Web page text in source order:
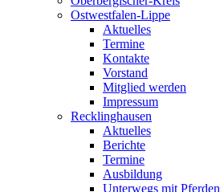
Ostwestfalen-Lippe
Aktuelles
Termine
Kontakte
Vorstand
Mitglied werden
Impressum
Recklinghausen
Aktuelles
Berichte
Termine
Ausbildung
Unterwegs mit Pferden